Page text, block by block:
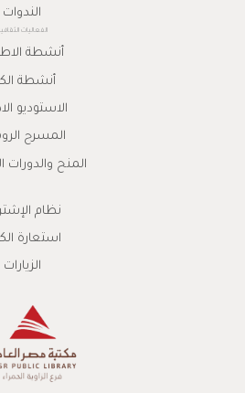
الندوات
الفعاليات
أنشطة
أنشطة
الاستوديو
المسرح
المنح والدورات
نظام
استعارة
الزيارات